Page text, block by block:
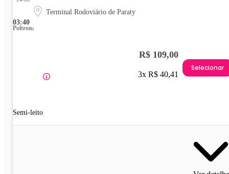
03:40
Terminal Rodoviário de Paraty
Poltrona
Semi-leito
R$ 109,00
3x R$ 40,41
Selecionar